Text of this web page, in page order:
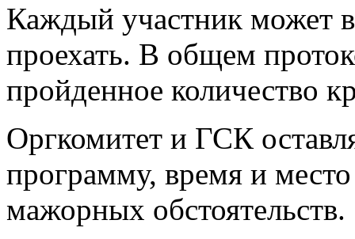
Каждый участник может
проехать. В общем
пройденное количество
Оргкомитет и ГСК
программу, время и
мажорных обстоятельств.